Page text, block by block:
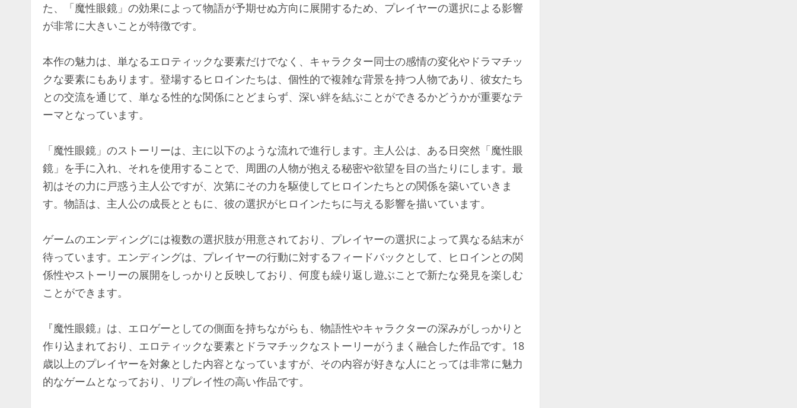
た、「魔性眼鏡」の効果によって物語が予期せぬ方向に展開するため、プレイヤーの選択による影響
が非常に大きいことが特徴です。
本作の魅力は、単なるエロティックな要素だけでなく、キャラクター同士の感情の変化やドラマチッ
クな要素にもあります。登場するヒロインたちは、個性的で複雑な背景を持つ人物であり、彼女たち
との交流を通じて、単なる性的な関係にとどまらず、深い絆を結ぶことができるかどうかが重要なテ
ーマとなっています。
「魔性眼鏡」のストーリーは、主に以下のような流れで進行します。主人公は、ある日突然「魔性眼
鏡」を手に入れ、それを使用することで、周囲の人物が抱える秘密や欲望を目の当たりにします。最
初はその力に戸惑う主人公ですが、次第にその力を駆使してヒロインたちとの関係を築いていきま
す。物語は、主人公の成長とともに、彼の選択がヒロインたちに与える影響を描いています。
ゲームのエンディングには複数の選択肢が用意されており、プレイヤーの選択によって異なる結末が
待っています。エンディングは、プレイヤーの行動に対するフィードバックとして、ヒロインとの関
係性やストーリーの展開をしっかりと反映しており、何度も繰り返し遊ぶことで新たな発見を楽しむ
ことができます。
『魔性眼鏡』は、エロゲーとしての側面を持ちながらも、物語性やキャラクターの深みがしっかりと
作り込まれており、エロティックな要素とドラマチックなストーリーがうまく融合した作品です。18
歳以上のプレイヤーを対象とした内容となっていますが、その内容が好きな人にとっては非常に魅力
的なゲームとなっており、リプレイ性の高い作品です。